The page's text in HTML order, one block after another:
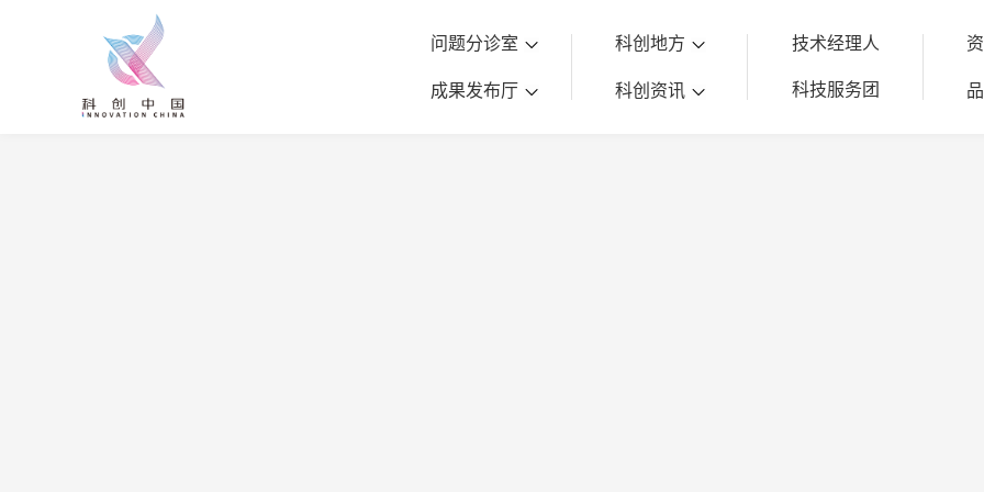
问题分诊室
成果发布厅
科创地方
科创资讯
技术经理人
科技服务团